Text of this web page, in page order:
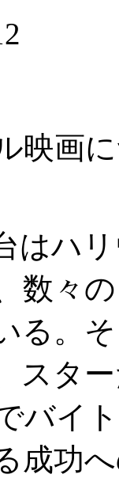
映画
はハ
数々
る。
スタ
バイ
成功